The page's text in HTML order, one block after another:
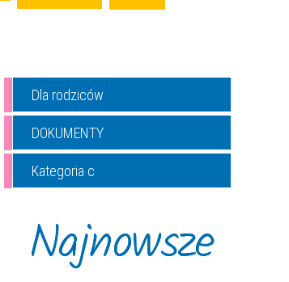
Dla rodziców
DOKUMENTY
Kategoria c
Najnowsze